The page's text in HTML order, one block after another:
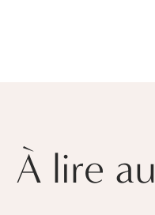
À lire